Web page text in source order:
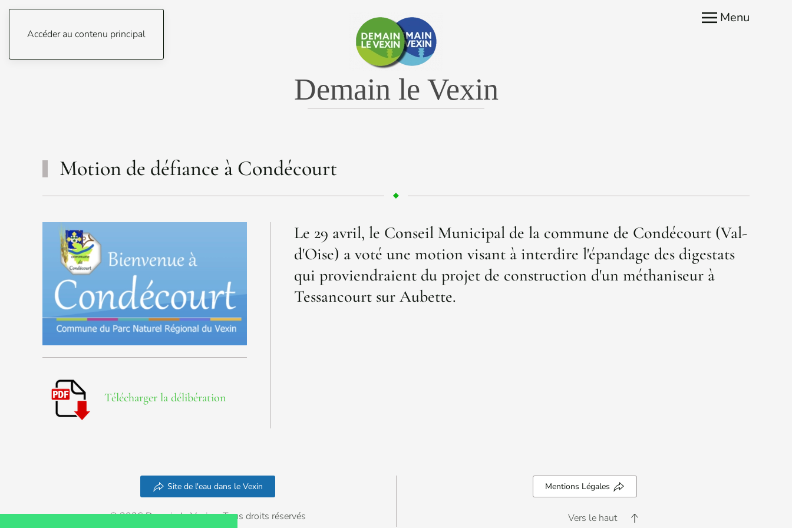
Accéder au contenu principal
Menu
Demain le Vexin
Motion de défiance à Condécourt
Télécharger la délibération
Le 29 avril, le Conseil Municipal de la commune de Condécourt (Val-
d'Oise) a voté une motion visant à interdire l'épandage des digestats
qui proviendraient du projet de construction d'un méthaniseur à
Tessancourt sur Aubette.
Site de l'eau dans le Vexin
© 2026 Demain le Vexin – Tous droits réservés
Mentions Légales
Vers le haut